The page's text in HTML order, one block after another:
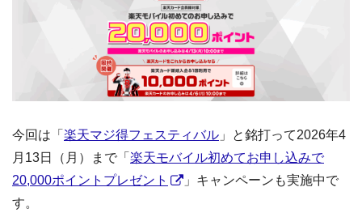
今回は「 楽天マジ得フェスティバル 」と銘打って2026年4
月13日（月）まで「 楽天モバイル初めてお申し込みで
20,000ポイントプレゼント
」キャンペーンも実施中で
す。